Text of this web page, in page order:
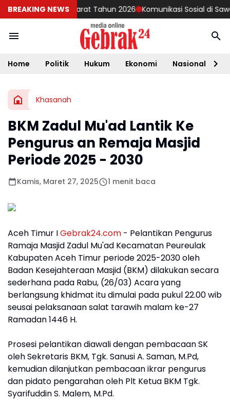
BREAKING NEWS
Matra Darat Tahun 2026 Komunikasi Sosial di Sawah,
Home Politik Hukum Ekonomi Nasional
Khasanah
BKM Zadul Mu'ad Lantik Ke
Pengurus an Remaja Masjid
Periode 2025 - 2030
Kamis, Maret 27, 2025 1 menit baca
Aceh Timur IGebrak24.com - Pelantikan Pengurus
Ramaja Masjid Zadul Mu'ad Kecamatan Peureulak
Kabupaten Aceh Timur periode 2025-2030 oleh
Badan Kesejahteraan Masjid (BKM) dilakukan secara
sederhana pada Rabu, (26/03) Acara yang
berlangsung khidmat itu dimulai pada pukul 22.00 wib
seusai pelaksanaan salat tarawih malam ke-27
Ramadan 1446 H.
Prosesi pelantikan diawali dengan pembacaan SK
oleh Sekretaris BKM, Tgk. Sanusi A. Saman, M.Pd,
kemudian dilanjutkan pembacaan ikrar pengurus
dan pidato pengarahan oleh Plt Ketua BKM Tgk.
Syarifuddin S. Malem, M.Pd.